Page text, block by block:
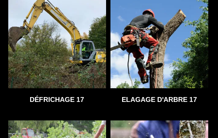
DÉFRICHAGE 17 ELAGAGE D'ARBRE 17